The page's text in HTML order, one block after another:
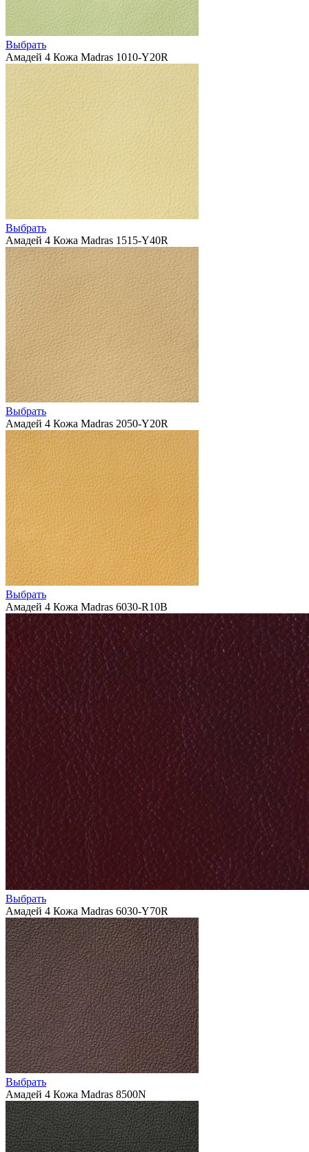
Выбрать
Амадей 4 Кожа Madras 1010-Y20R
Выбрать
Амадей 4 Кожа Madras 1515-Y40R
Выбрать
Амадей 4 Кожа Madras 2050-Y20R
Выбрать
Амадей 4 Кожа Madras 6030-R10B
Выбрать
Амадей 4 Кожа Madras 6030-Y70R
Выбрать
Амадей 4 Кожа Madras 8500N